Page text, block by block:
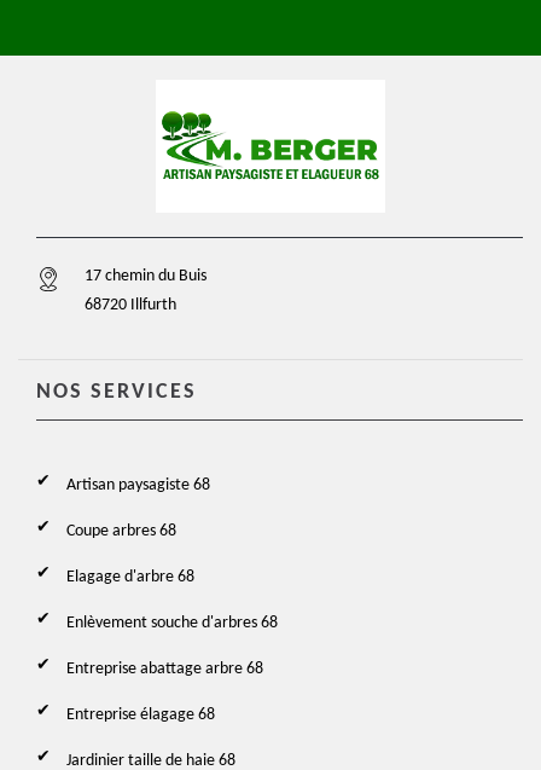
17 chemin du Buis
68720 Illfurth
NOS SERVICES
Artisan paysagiste 68
Coupe arbres 68
Elagage d'arbre 68
Enlèvement souche d'arbres 68
Entreprise abattage arbre 68
Entreprise élagage 68
Jardinier taille de haie 68